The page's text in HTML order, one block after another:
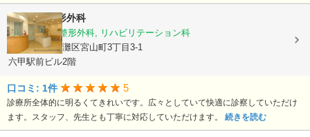
ふじむら整形外科
リウマチ科, 整形外科, リハビリテーション科
兵庫県神戸市灘区宮山町3丁目3-1
六甲駅前ビル2階
口コミ: 1件 5
診療所全体的に明るくてきれいです。広々としていて快適に診察していただけ
ます。スタッフ、先生とも丁寧に対応していただけます。 続きを読む